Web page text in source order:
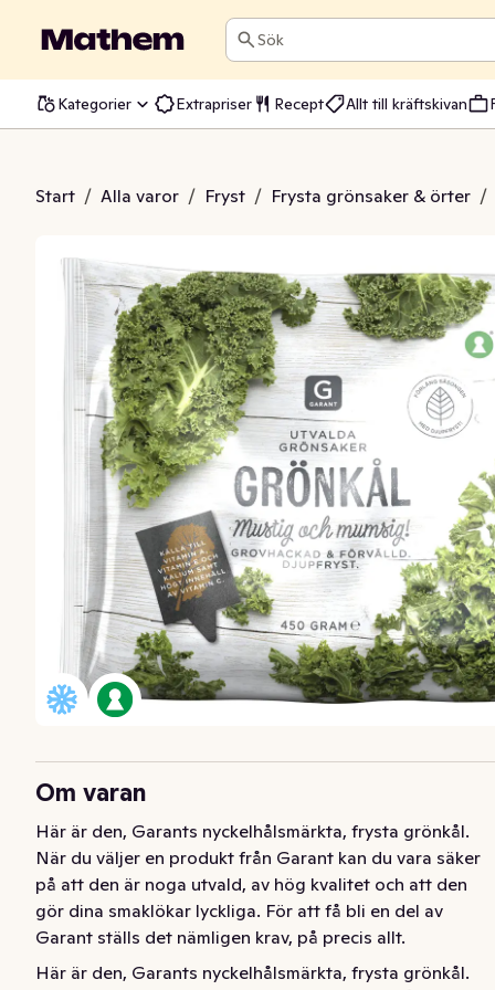
Sök
Kategorier Extrapriser Recept Allt till kräftskivan
Start / Alla varor / Fryst / Frysta grönsaker & örter /
Fryst
Om varan
Här är den, Garants nyckelhålsmärkta, frysta grönkål.
När du väljer en produkt från Garant kan du vara säker
på att den är noga utvald, av hög kvalitet och att den
gör dina smaklökar lyckliga. För att få bli en del av
Garant ställs det nämligen krav, på precis allt.
Här är den, Garants nyckelhålsmärkta, frysta grönkål.